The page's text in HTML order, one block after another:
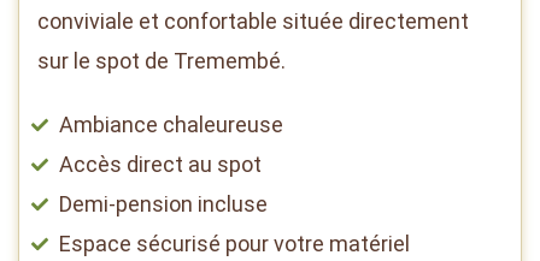
conviviale et confortable située directement
sur le spot de Tremembé.
Ambiance chaleureuse
Accès direct au spot
Demi-pension incluse
Espace sécurisé pour votre matériel